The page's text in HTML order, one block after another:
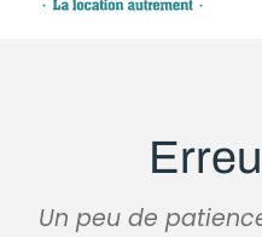
Un peu de